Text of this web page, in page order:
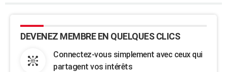
DEVENEZ MEMBRE EN QUELQUES CLICS
Connectez-vous simplement avec ceux qui
partagent vos intérêts